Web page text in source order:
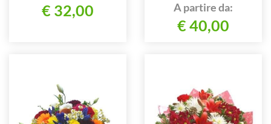
€ 32,00 A partire da:
€ 40,00